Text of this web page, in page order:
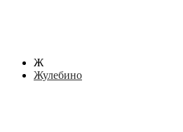
Ж
Жулебино